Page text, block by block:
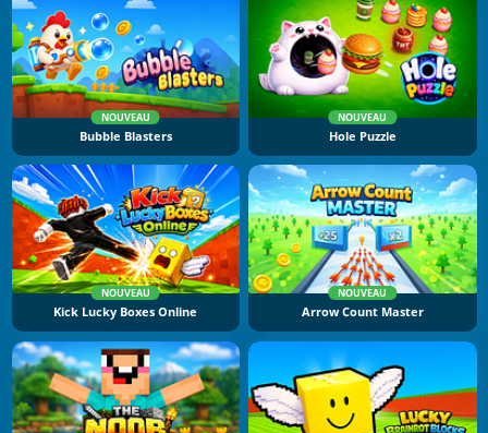
NOUVEAU
Bubble Blasters
NOUVEAU
Hole Puzzle
NOUVEAU
Kick Lucky Boxes Online
NOUVEAU
Arrow Count Master